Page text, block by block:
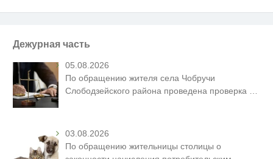
Дежурная часть
05.08.2026
По обращению жителя села Чобручи
Слободзейского района проведена проверка …
03.08.2026
По обращению жительницы столицы о